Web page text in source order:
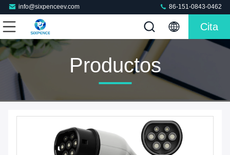
info@sixpenceev.com 86-151-0843-0462
Cita
Productos